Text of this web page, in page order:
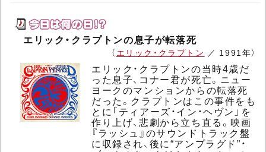
エリック・クラプトンの息子が転落死
（ エリック・クラプトン ／ 1991年）
エリック・クラプトンの当時4歳だ
った息子、コナー君が死亡。ニュー
ヨークのマンションからの転落死
だった。クラプトンはこの事件をも
とに「ティアーズ・イン・ヘヴン」を
作り上げ、悲劇から立ち直る。映画
『ラッシュ』のサウンドトラック盤
に収録され、後に“アンプラグド”・